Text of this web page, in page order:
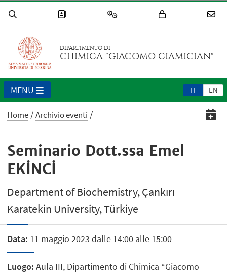
DIPARTIMENTO DI
CHIMICA "GIACOMO CIAMICIAN"
IT EN
MENU
Home Archivio eventi
Seminario Dott.ssa Emel
EKİNCİ
Department of Biochemistry, Çankırı
Karatekin University, Türkiye
Data: 11 maggio 2023 dalle 14:00 alle 15:00
Luogo: Aula III, Dipartimento di Chimica “Giacomo